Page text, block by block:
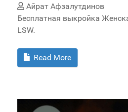
Айрат Афзалутдинов
Бесплатная выкройка
LSW.
Read More